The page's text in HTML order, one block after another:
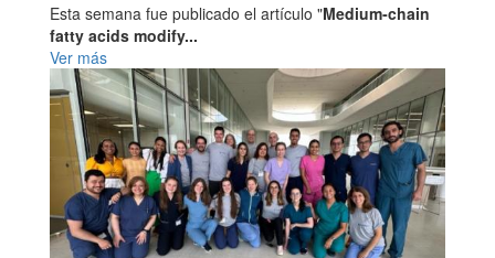
Esta semana fue publicado el artículo "Medium‑chain
fatty acids modify...
Ver más